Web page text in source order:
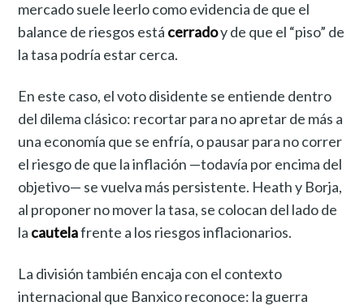
mercado suele leerlo como evidencia de que el
balance de riesgos está cerradoy de que el “piso” de
la tasa podría estar cerca.
En este caso, el voto disidente se entiende dentro
del dilema clásico: recortar para no apretar de más a
una economía que se enfría, o pausar para no correr
el riesgo de que la inflación —todavía por encima del
objetivo— se vuelva más persistente. Heath y Borja,
al proponer no mover la tasa, se colocan del lado de
la cautelafrente a los riesgos inflacionarios.
La división también encaja con el contexto
internacional que Banxico reconoce: la guerra